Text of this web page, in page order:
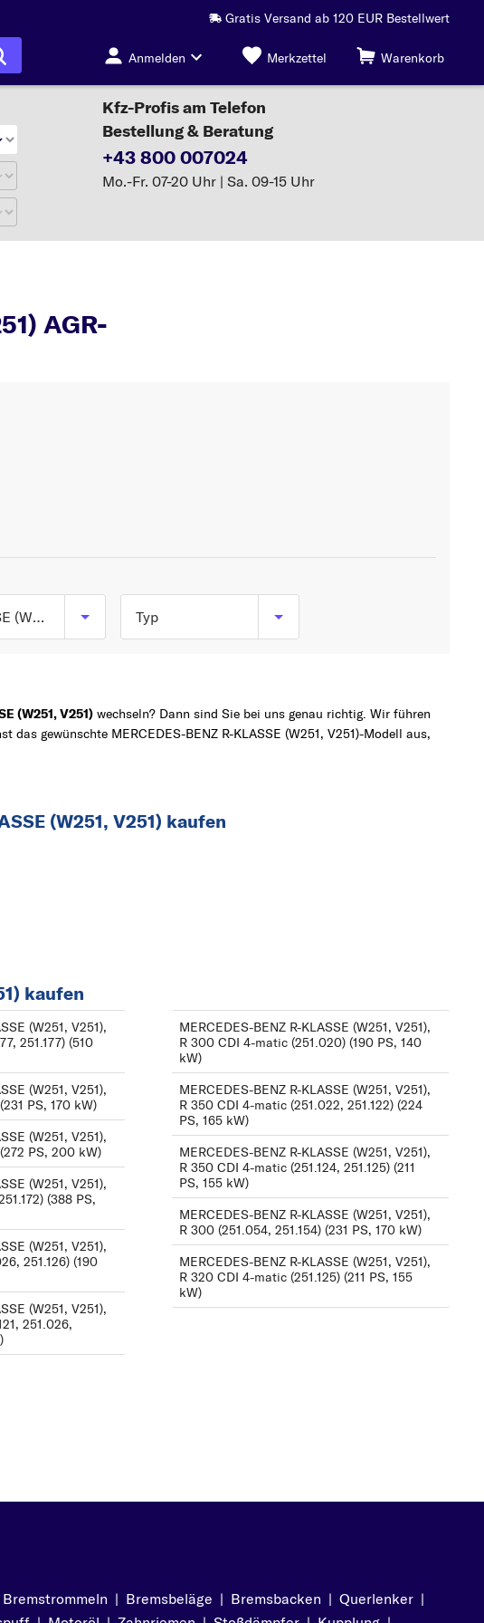
Gratis Versand ab 120 EUR Bestellwert
Anmelden Merkzettel Warenkorb
Kfz-Profis am Telefon
Bestellung & Beratung
+43 800 007024
Mo.-Fr. 07-20 Uhr | Sa. 09-15 Uhr
AGR-
R-KLASSE (W251, V251) ab 01/2005 Typ
PS, 375 kW)
R 280 (251.054,
R 280 CDI (251.121,
251.154) (231 PS, 170
R 300 CDI (251.021,
251.121, 251.026,
251.126) (190 PS, 140
R 300 CDI 4-matic
(251.020) (190 PS, 140
R 320 CDI 4-matic
(251.022, 251.122) (224
R 350 CDI 4-matic
(W251, V251) wechseln? Dann sind Sie bei uns genau richtig. Wir führen
das gewünschte MERCEDES-BENZ R-KLASSE (W251, V251)-Modell aus,
(W251, V251) kaufen
kaufen
(W251, V251),
251.177) (510
(W251, V251),
PS, 170 kW)
(W251, V251),
PS, 200 kW)
(W251, V251),
(388 PS,
(W251, V251),
251.126) (190
(W251, V251),
251.026,
MERCEDES-BENZ R-KLASSE (W251, V251),
R 300 CDI 4-matic (251.020) (190 PS, 140
kW)
MERCEDES-BENZ R-KLASSE (W251, V251),
R 350 CDI 4-matic (251.022, 251.122) (224
PS, 165 kW)
MERCEDES-BENZ R-KLASSE (W251, V251),
R 350 CDI 4-matic (251.124, 251.125) (211
PS, 155 kW)
MERCEDES-BENZ R-KLASSE (W251, V251),
R 300 (251.054, 251.154) (231 PS, 170 kW)
MERCEDES-BENZ R-KLASSE (W251, V251),
R 320 CDI 4-matic (251.125) (211 PS, 155
kW)
Bremstrommeln | Bremsbeläge | Bremsbacken | Querlenker |